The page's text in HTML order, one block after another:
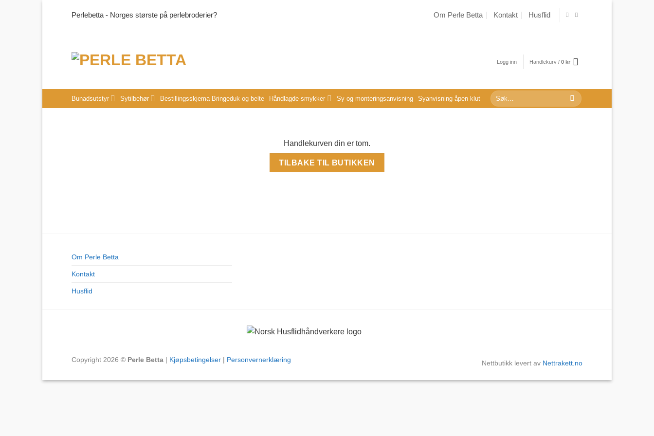
Perlebetta - Norges største på perlebroderier? Om Perle Betta Kontakt Husflid
Logg inn Handlekurv / 0 kr
Bunadsutstyr Sytilbehør Bestillingsskjema Bringeduk og belte Håndlagde smykker Sy og monteringsanvisning Syanvisning åpen klut
Søk
etter:
Handlekurven din er tom.
TILBAKE TIL BUTIKKEN
Om Perle Betta
Kontakt
Husflid
Nettbutikk levert av Nettrakett.no
Copyright 2026 © Perle Betta | Kjøpsbetingelser | Personvernerklæring